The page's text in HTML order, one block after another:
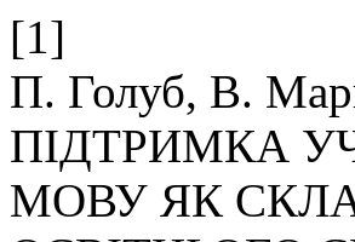
[1]
П. Голуб, В.
ПІДТРИМКА
МОВУ ЯК